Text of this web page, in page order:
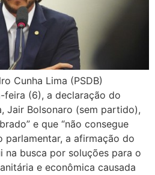
Cunha Lima (PSDB)
(6), a declaração do
Jair Bolsonaro (sem partido),
e que “não consegue
parlamentar, a afirmação do
na busca por soluções para o
e econômica causada